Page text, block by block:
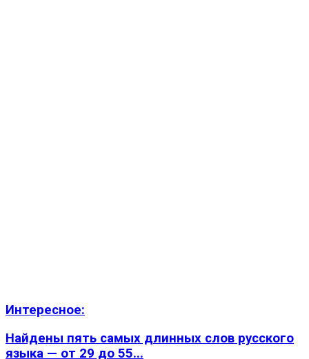
Интересное:
Найдены пять самых длинных слов русского
языка — от 29 до 55...